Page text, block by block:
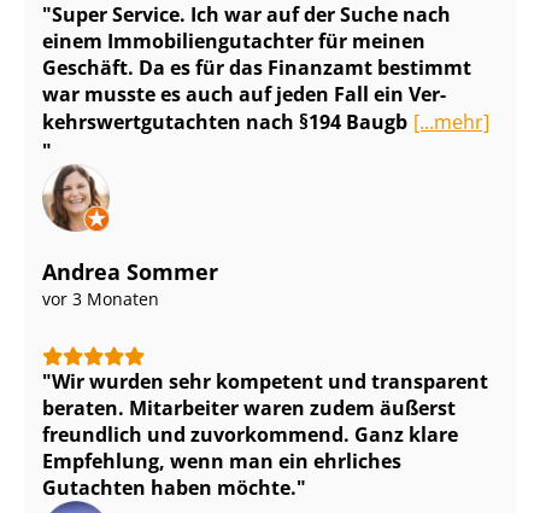
Super Service. Ich war auf der Suche nach
einem Im­mo­bi­li­en­gut­ach­ter für meinen
Geschäft. Da es für das Finanzamt bestimmt
war musste es auch auf jeden Fall ein Ver­
kehrs­wert­gut­ach­ten nach §194 Baugb [...mehr]
Andrea Sommer
vor 3 Monaten
Wir wurden sehr kompetent und transparent
beraten. Mitarbeiter waren zudem äußerst
freundlich und zuvorkommend. Ganz klare
Empfehlung, wenn man ein ehrliches
Gutachten haben möchte.